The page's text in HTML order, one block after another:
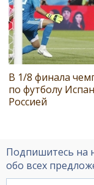
В 1/8 финала
по футболу
Россией
Подпишитесь на
обо всех